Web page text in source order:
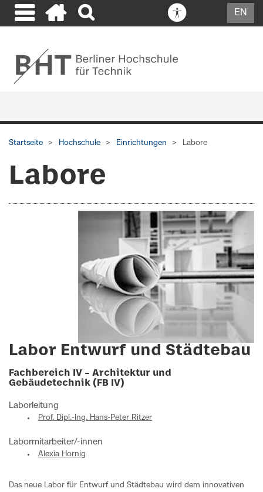
EN
Startseite Hochschule Einrichtungen Labore
Labore
Labor Entwurf und Städtebau
Fachbereich IV – Architektur und
Gebäudetechnik (FB IV)
Laborleitung
Prof. Dipl.-Ing. Hans-Peter Ritzer
Labormitarbeiter/-innen
Alexia Hornig
Das neue Labor für Entwurf und Städtebau wird dem innovativen